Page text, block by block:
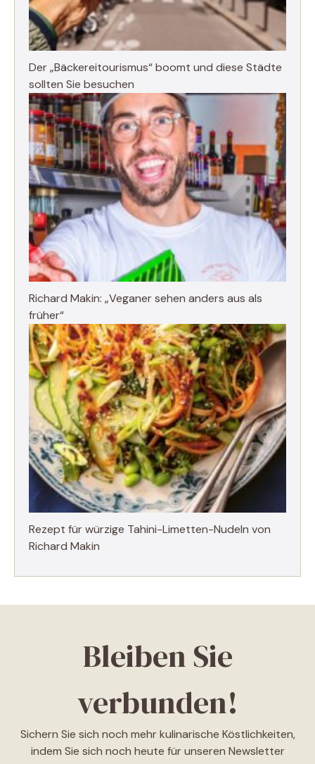
Der „Bäckereitourismus“ boomt und diese Städte
sollten Sie besuchen
Richard Makin: „Veganer sehen anders aus als
früher“
Rezept für würzige Tahini-Limetten-Nudeln von
Richard Makin
Bleiben Sie
verbunden!
Sichern Sie sich noch mehr kulinarische Köstlichkeiten,
indem Sie sich noch heute für unseren Newsletter